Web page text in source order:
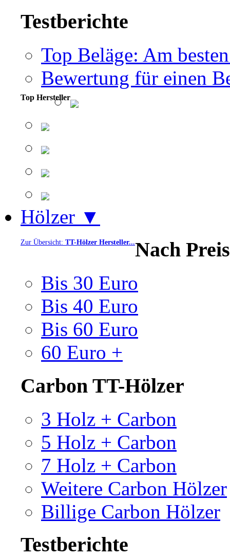
Testberichte
Top Beläge: Am
Bewertung für einen
Top Hersteller
Hölzer ▼
Zur Übersicht: TT-Hölzer Hersteller...Nach Preis
Bis 30 Euro
Bis 40 Euro
Bis 60 Euro
60 Euro +
Carbon TT-Hölzer
3 Holz + Carbon
5 Holz + Carbon
7 Holz + Carbon
Weitere Carbon Hölzer
Billige Carbon Hölzer
Testberichte